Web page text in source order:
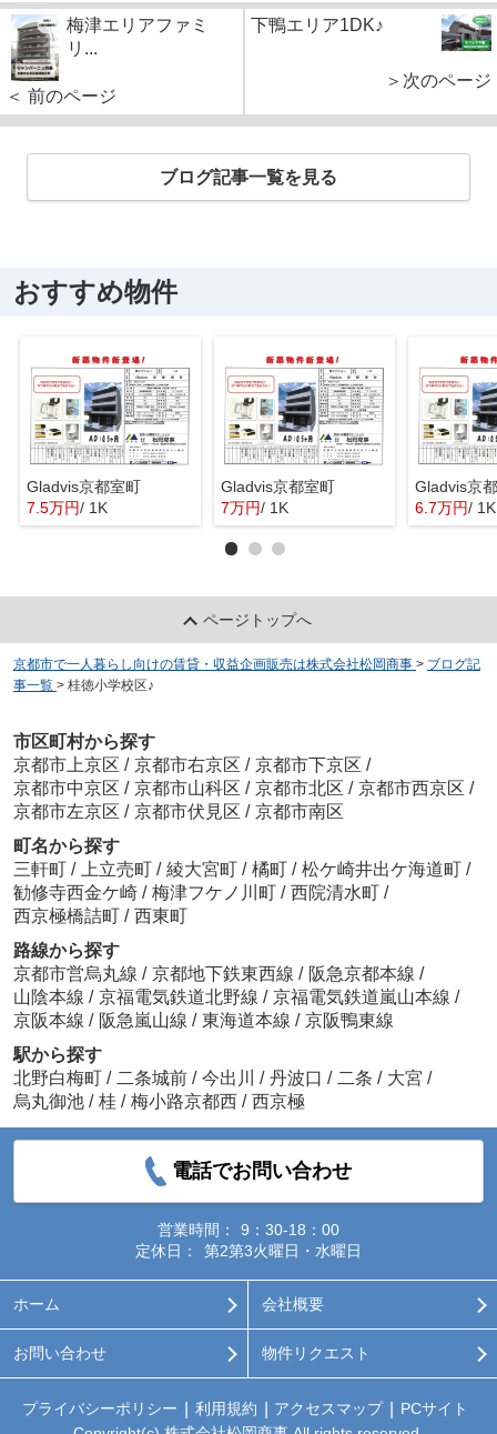
梅津エリアファミ
リ...
＜ 前のページ
下鴨エリア1DK♪
＞次のページ
ブログ記事一覧を見る
おすすめ物件
Gladvis京都室町
7.5万円/ 1K
Gladvis京都室町
7万円/ 1K
Gladvis京
6.7万円/ 1K
ページトップへ
京都市で一人暮らし向けの賃貸・収益企画販売は株式会社松岡商事 > ブログ記
事一覧 > 桂徳小学校区♪
市区町村から探す
京都市上京区 / 京都市右京区 / 京都市下京区 /
京都市中京区 / 京都市山科区 / 京都市北区 / 京都市西京区 /
京都市左京区 / 京都市伏見区 / 京都市南区
町名から探す
三軒町 / 上立売町 / 綾大宮町 / 橘町 / 松ケ崎井出ケ海道町 /
勧修寺西金ケ崎 / 梅津フケノ川町 / 西院清水町 /
西京極橋詰町 / 西東町
路線から探す
京都市営烏丸線 / 京都地下鉄東西線 / 阪急京都本線 /
山陰本線 / 京福電気鉄道北野線 / 京福電気鉄道嵐山本線 /
京阪本線 / 阪急嵐山線 / 東海道本線 / 京阪鴨東線
駅から探す
北野白梅町 / 二条城前 / 今出川 / 丹波口 / 二条 / 大宮 /
烏丸御池 / 桂 / 梅小路京都西 / 西京極
電話でお問い合わせ
営業時間：
9：30-18：00
定休日：
第2第3火曜日・水曜日
ホーム 会社概要
お問い合わせ 物件リクエスト
プライバシーポリシー 利用規約 アクセスマップ
PCサイト